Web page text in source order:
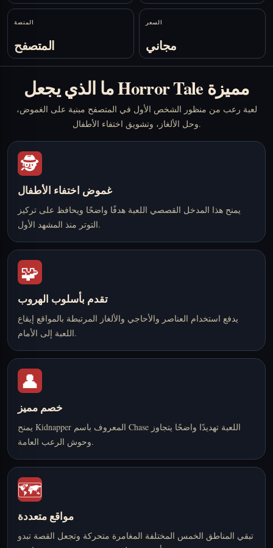
المنصة
المتصفح
السعر
مجاني
ما الذي يجعل Horror Tale مميزة
لعبة رعب من منظور الشخص الأول في المتصفح مبنية على الغموض،
وحل الألغاز، وتشويق اختفاء الأطفال.
🕵️
غموض اختفاء الأطفال
يمنح هذا المدخل القصصي اللعبة هدفًا واضحًا ويحافظ على تركيز
التوتر منذ المشهد الأول.
🧩
تقدم بأسلوب الهروب
يدفع استخدام العناصر والأحاجي والألغاز المرتبطة بالمواقع إيقاع
اللعبة إلى الأمام.
👤
خصم مميز
يمنح Kidnapper المعروف باسم Chase اللعبة تهديدًا واضحًا يتجاوز
وحوش الرعب العامة.
🗺️
مواقع متعددة
تبقي المناطق الخمس المختلفة المغامرة متحركة وتجعل القصة تبدو